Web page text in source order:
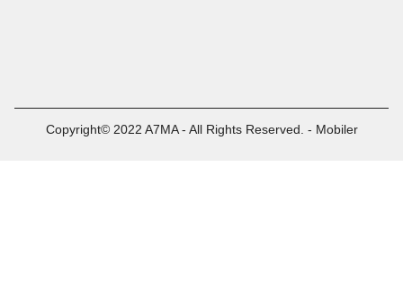
Copyright© 2022 A7MA - All Rights Reserved. - Mobiler